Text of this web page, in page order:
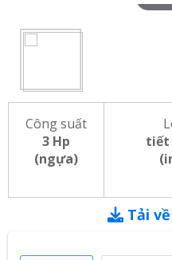
Công suất
3 Hp
(ngựa)
tiết
Tải